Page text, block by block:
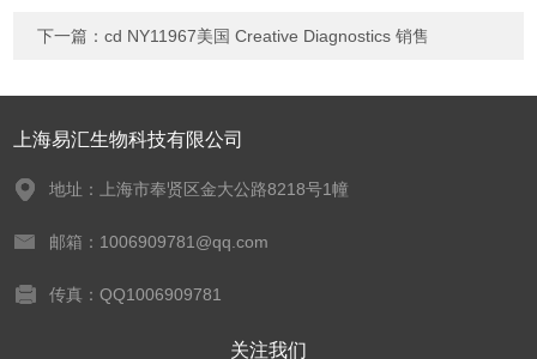
下一篇：cd NY11967美国 Creative Diagnostics 销售
上海易汇生物科技有限公司
地址：上海市奉贤区金大公路8218号1幢
邮箱：1006909781@qq.com
传真：QQ1006909781
关注我们